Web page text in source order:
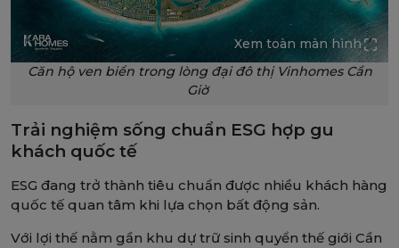
Xem toàn màn hình
Căn hộ ven biển trong lòng đại đô thị Vinhomes Cần
Giờ
Trải nghiệm sống chuẩn ESG hợp gu
khách quốc tế
ESG đang trở thành tiêu chuẩn được nhiều khách hàng
quốc tế quan tâm khi lựa chọn bất động sản.
Với lợi thế nằm gần khu dự trữ sinh quyển thế giới Cần